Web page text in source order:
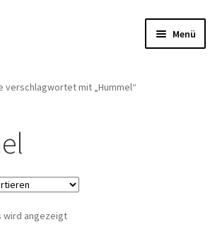
Menü
verschlagwortet mit „Hummel“
wird angezeigt